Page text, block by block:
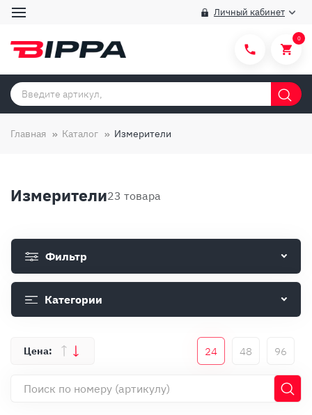
Личный кабинет
Категории товаров
Вопросы и ответы
Отзывы
Доставка
Оплата
Контакты
0
Главная Каталог Измерители
Измерители23 товара
Фильтр
Категории
24 48 96